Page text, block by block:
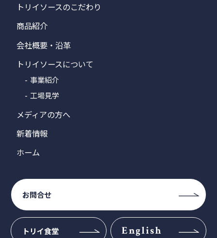
トリイソースのこだわり
商品紹介
会社概要・沿革
トリイソースについて
事業紹介
工場見学
メディアの方へ
新着情報
ホーム
お問合せ
トリイ食堂 English